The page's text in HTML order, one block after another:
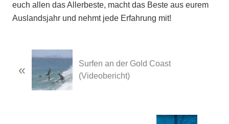
euch allen das Allerbeste, macht das Beste aus eurem
Auslandsjahr und nehmt jede Erfahrung mit!
Previous
Post:
«
Surfen an der Gold Coast
(Videobericht)